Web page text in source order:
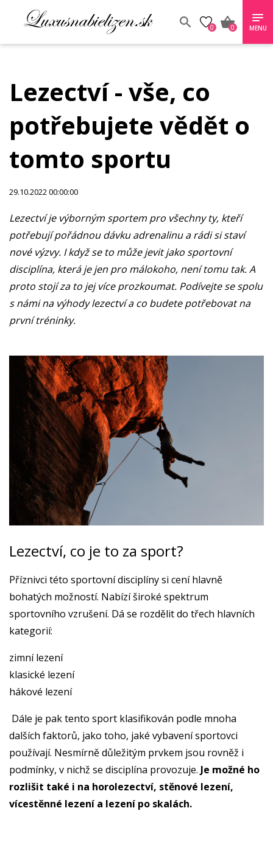
0 0 MENU
Lezectví - vše, co
potřebujete vědět o
tomto sportu
29.10.2022 00:00:00
Lezectví je výborným sportem pro všechny ty, kteří
potřebují pořádnou dávku adrenalinu a rádi si staví
nové výzvy. I když se to může jevit jako sportovní
disciplína, která je jen pro málokoho, není tomu tak. A
proto stojí za to jej více prozkoumat. Podívejte se spolu
s námi na výhody lezectví a co budete potřebovat na
první tréninky.
Lezectví, co je to za sport?
Příznivci této sportovní disciplíny si cení hlavně
bohatých možností. Nabízí široké spektrum
sportovního vzrušení. Dá se rozdělit do třech hlavních
kategorií:
zimní lezení
klasické lezení
hákové lezení
Dále je pak tento sport klasifikován podle mnoha
dalších faktorů, jako toho, jaké vybavení sportovci
používají. Nesmírně důležitým prvkem jsou rovněž i
podmínky, v nichž se disciplína provozuje. Je možné ho
rozlišit také i na horolezectví, stěnové lezení,
vícestěnné lezení a lezení po skalách.